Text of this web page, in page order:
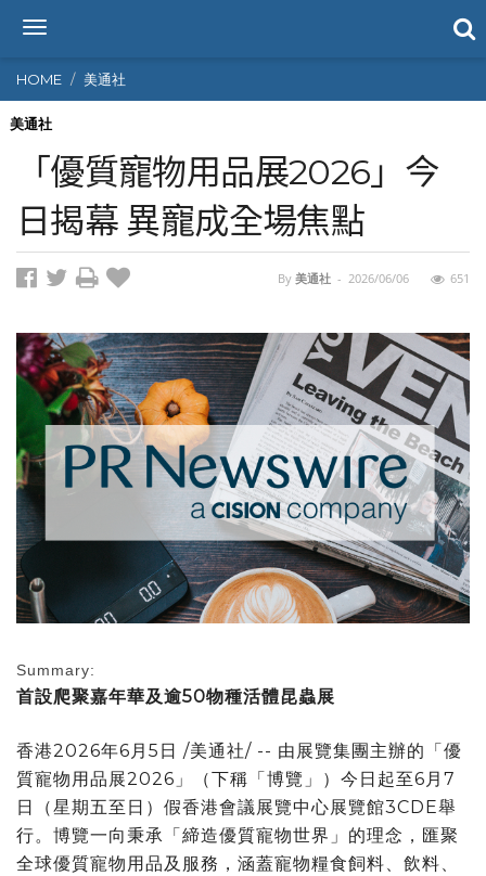
T
g
g
l
v
i
g
o
n
HOME 美通社
美通社
「優質寵物用品展2026」今
日揭幕 異寵成全場焦點
By 美通社 - 2026/06/06 651
Summary:
首設爬聚嘉年華及逾50物種活體昆蟲展
香港2026年6月5日 /美通社/ -- 由展覽集團主辦的「優
質寵物用品展2026」（下稱「博覽」）今日起至6月7
日（星期五至日）假香港會議展覽中心展覽館3CDE舉
行。博覽一向秉承「締造優質寵物世界」的理念，匯聚
全球優質寵物用品及服務，涵蓋寵物糧食飼料、飲料、